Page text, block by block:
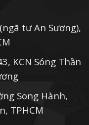
tư An Sương),
KCN Sóng Thần
Song Hành,
TPHCM